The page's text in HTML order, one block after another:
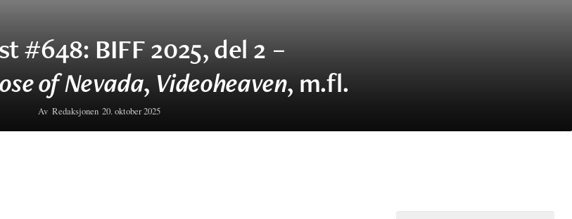
#648: BIFF 2025, del 2 –
of Nevada, Videoheaven, m.fl.
Av Redaksjonen 20. oktober 2025